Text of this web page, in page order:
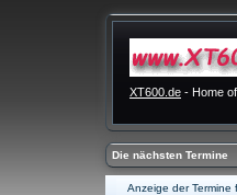
XT600.de - Home
Die nächsten Termine
Anzeige der Termine